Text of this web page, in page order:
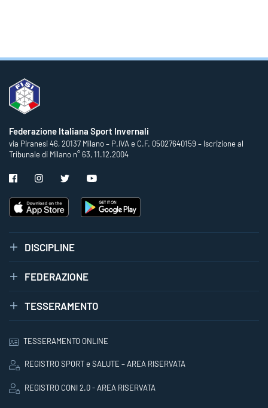
Federazione Italiana Sport Invernali
via Piranesi 46, 20137 Milano – P.IVA e C.F. 05027640159 – Iscrizione al
Tribunale di Milano n° 63, 11.12.2004
DISCIPLINE
FEDERAZIONE
TESSERAMENTO
TESSERAMENTO ONLINE
REGISTRO SPORT e SALUTE – AREA RISERVATA
REGISTRO CONI 2.0 - AREA RISERVATA